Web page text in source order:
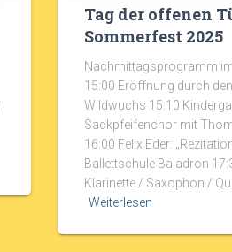
Tag der offenen
Sommerfest 2025
Nachmittagsprogramm
15:00 Eröffnung durch
Wildwuchs 15:10
Sackpfeifenchor mit
16:00 Felix Eder:
Ballettschule Baladron
Klarinette / Saxophon /
Weiterlesen